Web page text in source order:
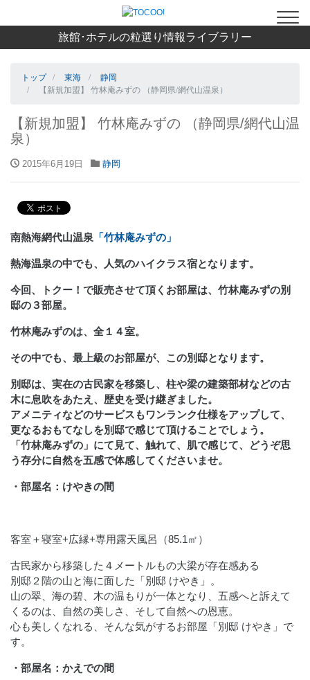
旅館･ホテルの粒選り情報ライブラリー
トップ 東海
静岡
【新規加盟】 竹林庵みずの （静岡県/網代山温泉）
【新規加盟】 竹林庵みずの （静岡県/網代山温
泉）
2015年6月19日 静岡
南熱海網代山温泉 「竹林庵みずの」
熱海温泉の中でも、人気のハイクラス宿となります。
今回、トクー！で販売させて頂くお部屋は、竹林庵みずの別
邸の３部屋。
竹林庵みずのは、全１４室。
その中でも、最上級のお部屋が、この別邸となります。
別邸は、実在の古民家を移築し、柱や梁の建築部材などの古
木に息吹をあたえ、歴史を受け継ぎました。
アメニティなどのサービスもワンランク仕様をアップして、
更なるおもてなしを別邸で感じて頂けることでしょう。
「竹林庵みずの」にて見て、触れて、肌で感じて、どうぞ思
う存分に自然を五感で体感してくださいませ。
・部屋名：けやきの間
客室＋寝室+広縁+専用露天風呂（85.1㎡）
古民家から移築した４メートルもの大梁が存在感ある
別邸２階の山と海に面した「別邸 けやき」。
山の翠、海の碧、木の温もりが一体となり、五感へと訴えて
くるのは、自然の美しさ、そして自然への恩恵。
心も美しくなれる、そんな気がするお部屋「別邸 けやき」で
す。
・部屋名：かえでの間